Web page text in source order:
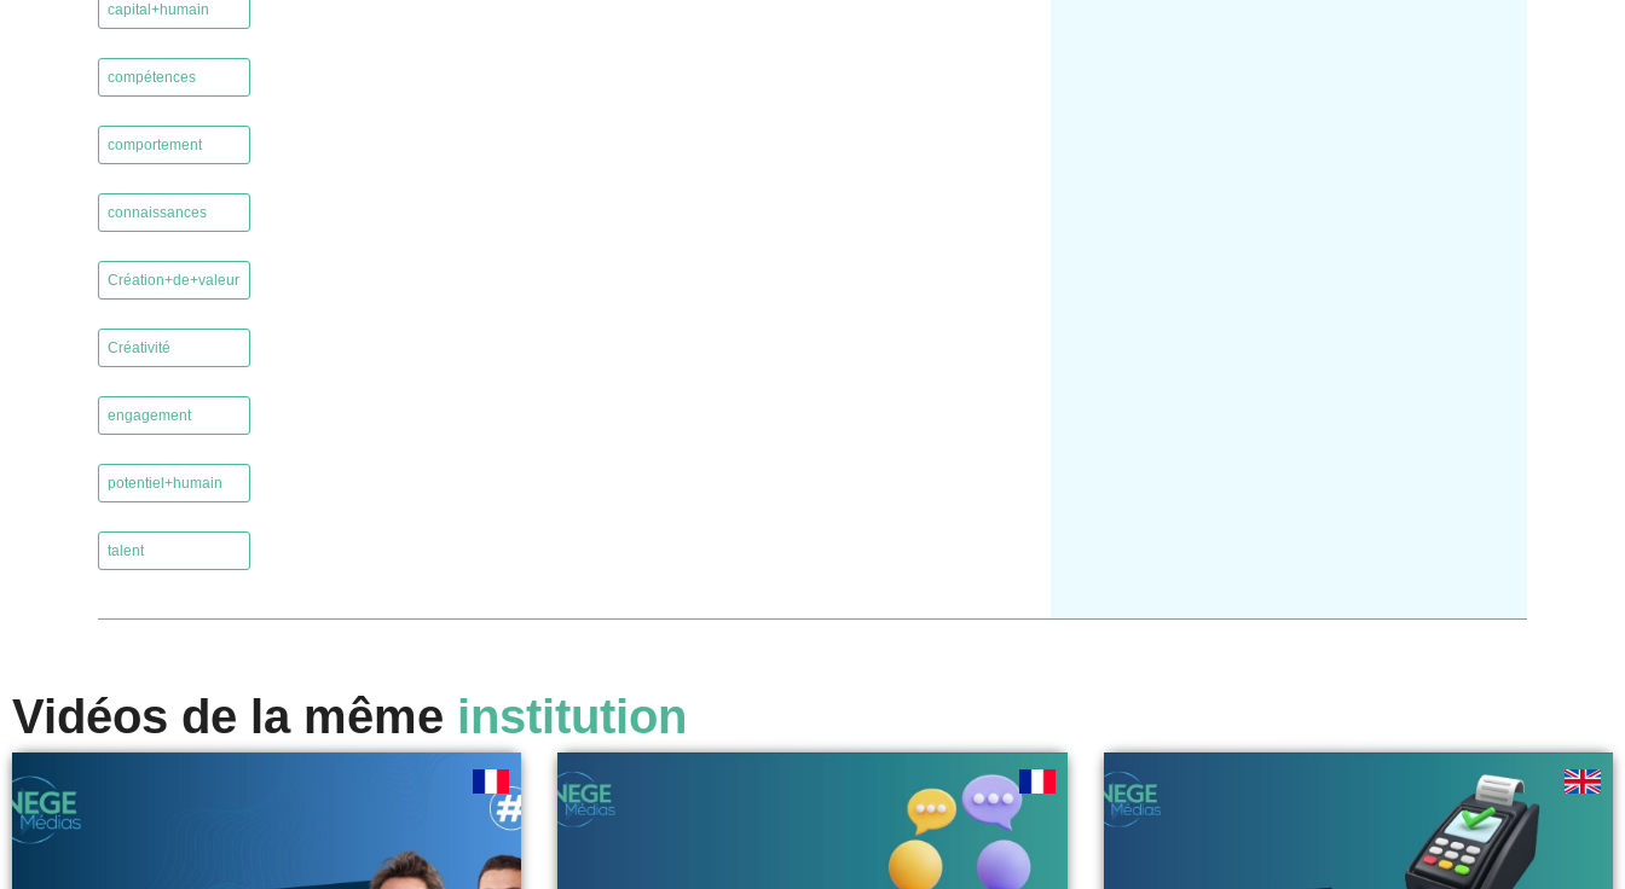
capital+humain
compétences
comportement
connaissances
Création+de+valeur
Créativité
engagement
potentiel+humain
talent
Vidéos de la même institution